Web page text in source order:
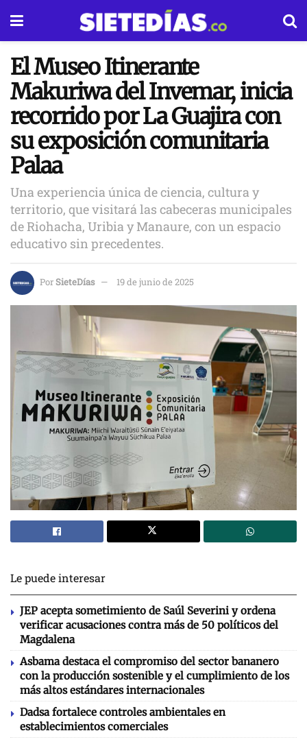
El Museo Itinerante
Makuriwa del Invemar, inicia
recorrido por La Guajira con
su exposición comunitaria
Palaa
Una experiencia única de ciencia, cultura y
territorio, que visitará las cabeceras municipales
de Riohacha, Uribia y Manaure, con un espacio
educativo sin precedentes.
PorSieteDías 19 de junio de 2025
Le puede interesar
JEP acepta sometimiento de Saúl Severini y ordena
verificar acusaciones contra más de 50 políticos del
Magdalena
Asbama destaca el compromiso del sector bananero
con la producción sostenible y el cumplimiento de los
más altos estándares internacionales
Dadsa fortalece controles ambientales en
establecimientos comerciales